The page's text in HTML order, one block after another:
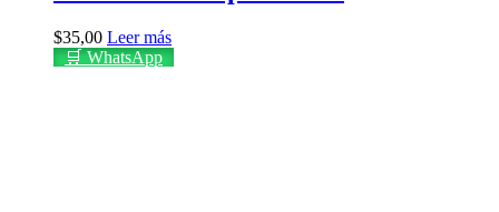
$35,00 Leer más
🛒 WhatsApp